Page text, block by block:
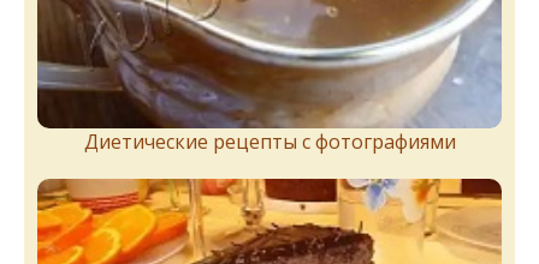
Диетические рецепты с фотографиями